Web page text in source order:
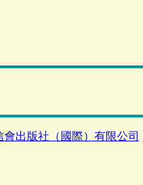
會出版社（國際）有限公司